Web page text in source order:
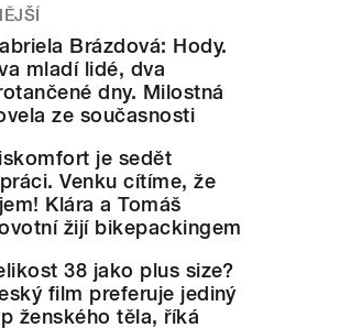
Brázdová: Hody.
mladí lidé, dva
dny. Milostná
ze současnosti
je sedět
Venku cítíme, že
Klára a Tomáš
žijí bikepackingem
38 jako plus size?
film preferuje jediný
ženského těla, říká